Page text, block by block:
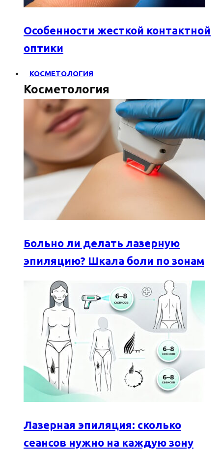
Особенности жесткой контактной
оптики
КОСМЕТОЛОГИЯ
Косметология
Больно ли делать лазерную
эпиляцию? Шкала боли по зонам
Лазерная эпиляция: сколько
сеансов нужно на каждую зону